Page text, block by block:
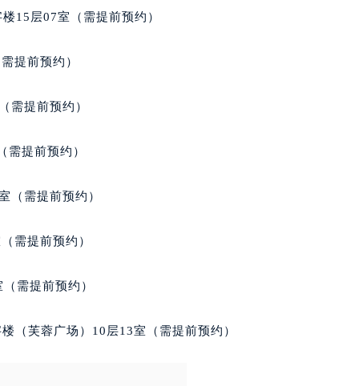
中心（需提前预约）
心（需提前预约）
（需提前预约）
心（需提前预约）
萧邦售后服务中心（需提前预约）
服务中心（需提前预约）
需提前预约）
（需提前预约）
15层07室（需提前预约）
提前预约）
需提前预约）
需提前预约）
（需提前预约）
需提前预约）
需提前预约）
（芙蓉广场）10层13室（需提前预约）